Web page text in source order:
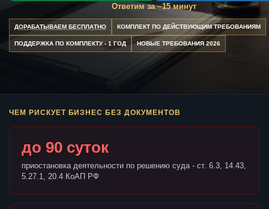
Ответим за ~15 минут
ДОРАБАТЫВАЕМ БЕСПЛАТНО КОМПЛЕКТ ПО ДЕЙСТВУЮЩИМ ТРЕБОВАНИЯМ
ПОДДЕРЖКА ПО КОМПЛЕКТУ - 1 ГОД НОВЫЕ ТРЕБОВАНИЯ 2026
ЧЕМ РИСКУЕТ БИЗНЕС БЕЗ ДОКУМЕНТОВ
до 90 суток
приостановка деятельности по решению суда - ст. 6.3, 14.43,
5.27.1, 20.4 КоАП РФ